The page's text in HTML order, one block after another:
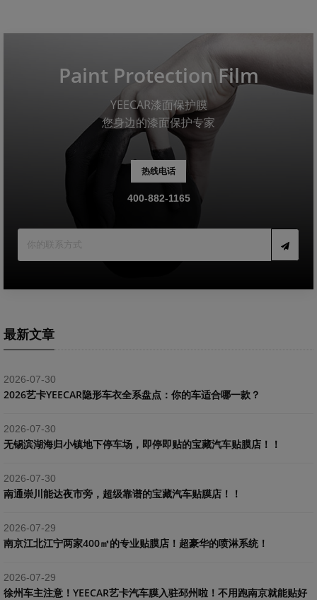
Paint Protection Film
YEECAR漆面保护膜
您身边的漆面保护专家
热线电话
400-882-1165
最新文章
2026-07-30
2026艺卡YEECAR隐形车衣全系盘点：你的车适合哪一款？
2026-07-30
​无锡滨湖海归小镇地下停车场，即停即贴的宝藏汽车贴膜店！！
2026-07-30
南通崇川能达夜市旁，超级靠谱的宝藏汽车贴膜店！！
2026-07-29
南京江北江宁两家400㎡的专业贴膜店！超豪华的喷淋系统！
2026-07-29
​徐州车主注意！YEECAR艺卡汽车膜入驻邳州啦！不用跑南京就能贴好